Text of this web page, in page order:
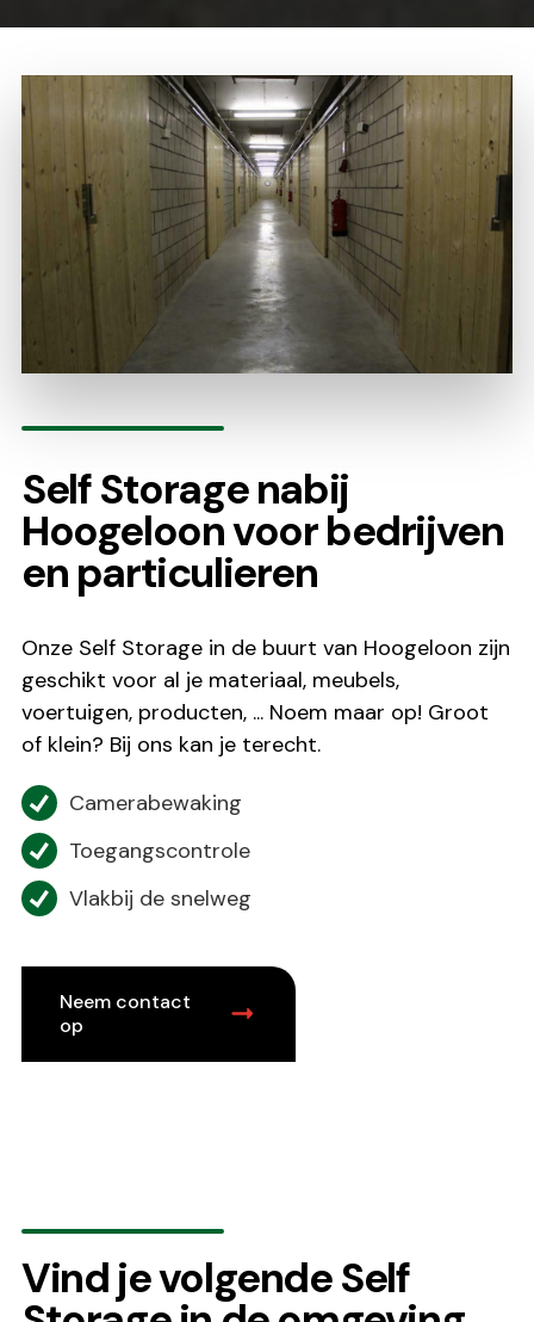
Self Storage nabij
Hoogeloon voor bedrijven
en particulieren
Onze Self Storage in de buurt van Hoogeloon zijn
geschikt voor al je materiaal, meubels,
voertuigen, producten, ... Noem maar op! Groot
of klein? Bij ons kan je terecht.
Camerabewaking
Toegangscontrole
Vlakbij de snelweg
Neem contact
op
Vind je volgende Self